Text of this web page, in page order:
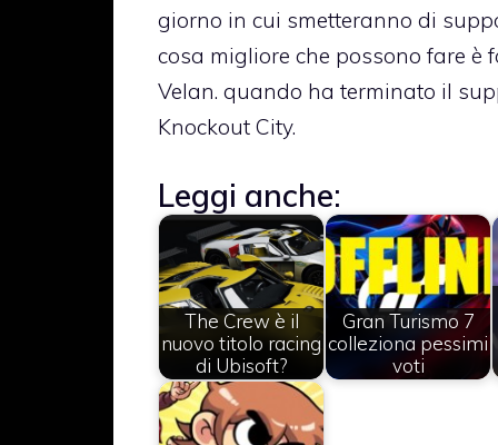
giorno in cui smetteranno di
cosa migliore che possono fare è
Velan. quando ha terminato il
Knockout City.
Leggi anche:
The Crew è il
nuovo titolo racing
di Ubisoft?
Gran Turismo 7
colleziona pessimi
voti